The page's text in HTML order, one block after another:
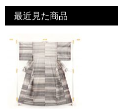
最近見た商品